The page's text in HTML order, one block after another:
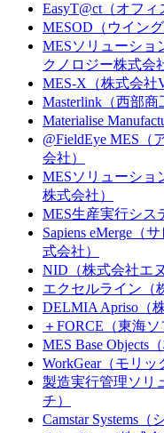
EasyT@ct（オフィ
MESOD（ウイン
MESソリューショ
クノロジー株式会
MES-X（株式会社
Masterlink（西部商
Materialise
@FieldEye MES（
会社）
MESソリューショ
株式会社）
MES生産実行シス
Sapiens eMerge（
式会社）
NID（株式会社エ
エクセルライン（
DELMIA Apriso（
＋FORCE（東海ソ
MES Base Objects
WorkGear（モリッ
製造実行管理ソリ
チ）
Camstar Systems（